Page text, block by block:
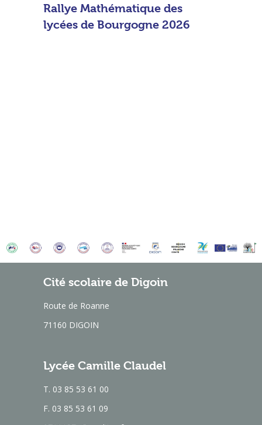
Rallye Mathématique des
lycées de Bourgogne 2026
Cité scolaire de Digoin
Route de Roanne
71160 DIGOIN
Lycée Camille Claudel
T. 03 85 53 61 00
F. 03 85 53 61 09